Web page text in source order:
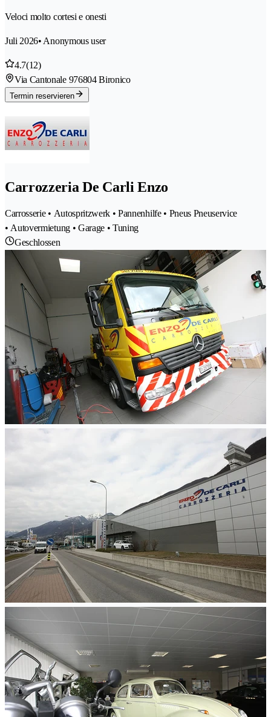
Veloci molto cortesi e onesti
Juli 2026• Anonymous user
4.7(12)
Via Cantonale 976804 Bironico
Termin reservieren
Carrozzeria De Carli Enzo
Carrosserie • Autospritzwerk • Pannenhilfe • Pneus Pneuservice
• Autovermietung • Garage • Tuning
Geschlossen